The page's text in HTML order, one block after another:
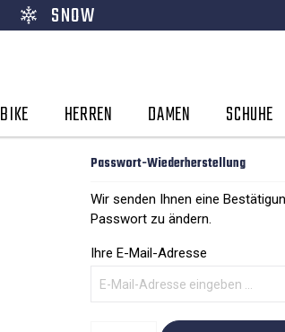
SNOW
BIKE HERREN DAMEN SCHUHE
Passwort-Wiederherstellung
Wir senden Ihnen eine
Passwort zu ändern.
Ihre E-Mail-Adresse